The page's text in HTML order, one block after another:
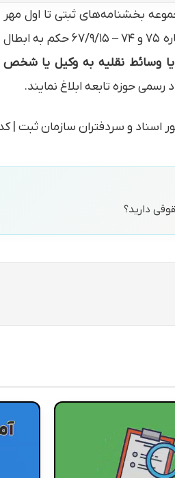
که
یا وسائط نقلیه به وکیل یا
حوزه تابعه ابلاغ نمایند.
دارید؟